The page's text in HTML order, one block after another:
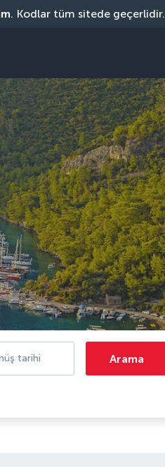
. Kodlar tüm sitede geçerlidir.
tarihi Arama